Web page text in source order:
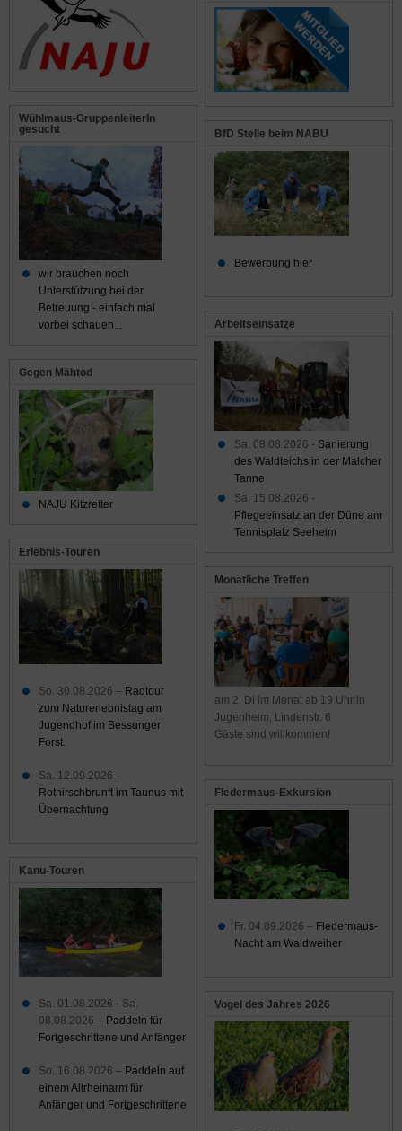
BfD Stelle beim NABU
Bewerbung hier
Arbeitseinsätze
Sa. 08.08.2026 - Sanierung
des Waldteichs in der Malcher
Tanne
Sa. 15.08.2026 -
Pflegeeinsatz an der Düne am
Tennisplatz Seeheim
Monatliche Treffen
am 2. Di im Monat ab 19 Uhr in
Jugenheim, Lindenstr. 6
Gäste sind willkommen!
Fledermaus-Exkursion
Fr. 04.09.2026 – Fledermaus-
Nacht am Waldweiher
Vogel des Jahres 2026
Wühlmaus-GruppenleiterIn
gesucht
wir brauchen noch
Unterstützung bei der
Betreuung - einfach mal
vorbei schauen...
Gegen Mähtod
NAJU Kitzretter
Erlebnis-Touren
So. 30.08.2026 – Radtour
zum Naturerlebnistag am
Jugendhof im Bessunger
Forst.
Sa. 12.09.2026 –
Rothirschbrunft im Taunus mit
Übernachtung
Kanu-Touren
Sa. 01.08.2026 - Sa.
08.08.2026 – Paddeln für
Fortgeschrittene und Anfänger
So. 16.08.2026 – Paddeln auf
einem Altrheinarm für
Anfänger und Fortgeschrittene